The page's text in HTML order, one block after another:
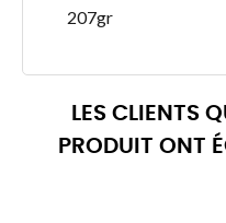
207gr
LES CLIENTS
PRODUIT ONT